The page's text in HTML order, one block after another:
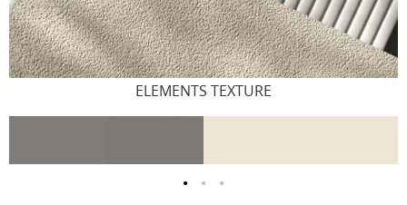
ELEMENTS TEXTURE